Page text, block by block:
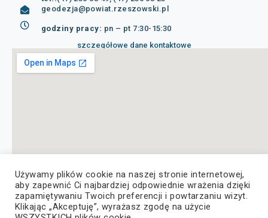
geodezja@powiat.rzeszowski.pl
godziny pracy: pn – pt 7:30-15:30
szczegółowe dane kontaktowe
Używamy plików cookie na naszej stronie internetowej,
aby zapewnić Ci najbardziej odpowiednie wrażenia dzięki
zapamiętywaniu Twoich preferencji i powtarzaniu wizyt.
Klikając „Akceptuję”, wyrażasz zgodę na użycie